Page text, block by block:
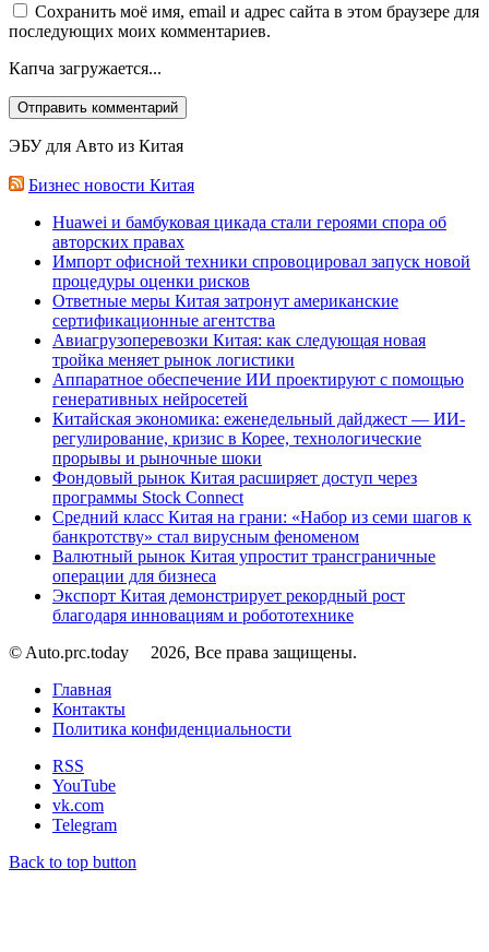
Сохранить моё имя, email и адрес сайта в этом браузере для
последующих моих комментариев.
Капча загружается...
ЭБУ для Авто из Китая
Бизнес новости Китая
Huawei и бамбуковая цикада стали героями спора об
авторских правах
Импорт офисной техники спровоцировал запуск новой
процедуры оценки рисков
Ответные меры Китая затронут американские
сертификационные агентства
Авиагрузоперевозки Китая: как следующая новая
тройка меняет рынок логистики
Аппаратное обеспечение ИИ проектируют с помощью
генеративных нейросетей
Китайская экономика: еженедельный дайджест — ИИ-
регулирование, кризис в Корее, технологические
прорывы и рыночные шоки
Фондовый рынок Китая расширяет доступ через
программы Stock Connect
Средний класс Китая на грани: «Набор из семи шагов к
банкротству» стал вирусным феноменом
Валютный рынок Китая упростит трансграничные
операции для бизнеса
Экспорт Китая демонстрирует рекордный рост
благодаря инновациям и робототехнике
© Auto.prc.today
2026, Все права защищены.
Главная
Контакты
Политика конфиденциальности
RSS
YouTube
vk.com
Telegram
Back to top button